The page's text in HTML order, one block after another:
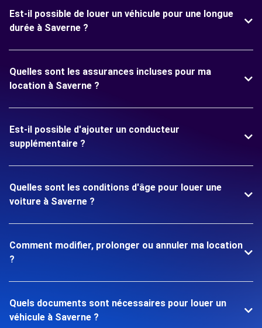
Est-il possible de louer un véhicule pour une longue
durée à Saverne ?
Quelles sont les assurances incluses pour ma
location à Saverne ?
Est-il possible d'ajouter un conducteur
supplémentaire ?
Quelles sont les conditions d'âge pour louer une
voiture à Saverne ?
Comment modifier, prolonger ou annuler ma location
?
Quels documents sont nécessaires pour louer un
véhicule à Saverne ?